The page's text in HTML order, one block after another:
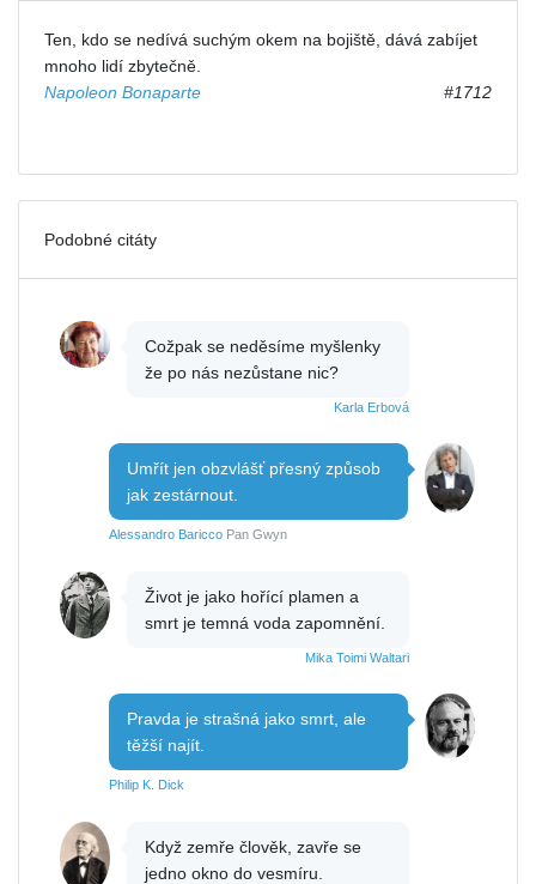
Ten, kdo se nedívá suchým okem na bojiště, dává zabíjet
mnoho lidí zbytečně.
Napoleon Bonaparte
#1712
Podobné citáty
Cožpak se neděsíme myšlenky
že po nás nezůstane nic?
Karla Erbová
Umřít jen obzvlášť přesný způsob
jak zestárnout.
Alessandro Baricco Pan Gwyn
Život je jako hořící plamen a
smrt je temná voda zapomnění.
Mika Toimi Waltari
Pravda je strašná jako smrt, ale
těžší najít.
Philip K. Dick
Když zemře člověk, zavře se
jedno okno do vesmíru.